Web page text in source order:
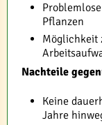
Pflanzen
Möglichkeit
Nachteile
Keine
Jahre